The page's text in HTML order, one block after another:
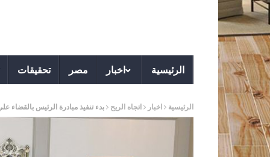
الرئيسية اخبار مصر تحقيقات
الرئيسية اخبار اتجاه الريح بدء تنفيذ مبادرة الرئيس بالقضاء